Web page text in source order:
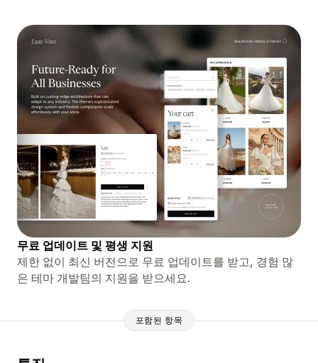
무료 업데이트 및 평생 지원
제한 없이 최신 버전으로 무료 업데이트를 받고, 경험 많
은 테마 개발팀의 지원을 받으세요.
포함된 항목